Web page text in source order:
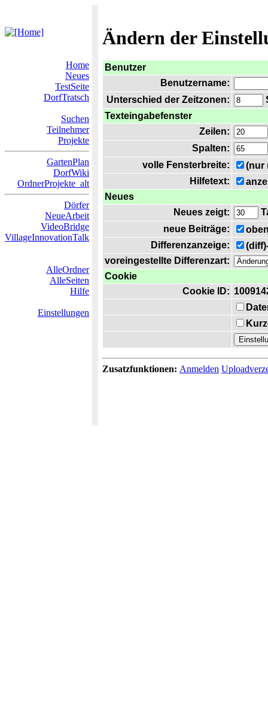
Ändern der
Home
Neues
TestSeite
DorfTratsch
Suchen
Teilnehmer
Projekte
GartenPlan
DorfWiki
OrdnerProjekte_alt
Dörfer
NeueArbeit
VideoBridge
VillageInnovationTalk
AlleOrdner
AlleSeiten
Hilfe
Einstellungen
Benutzer
Benutzername:
Unterschied der Zeitzonen:
Texteingabefenster
Zeilen:
Spalten:
volle Fensterbreite:
(nur
Hilfetext:
Neues
Neues zeigt:
neue Beiträge:
Differenzanzeige:
voreingestellte Differenzart:
Cookie
Cookie ID:
Zusatzfunktionen: Anmelden